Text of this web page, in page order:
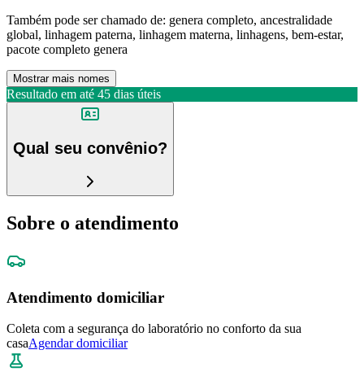
Também pode ser chamado de: genera completo, ancestralidade
global, linhagem paterna, linhagem materna, linhagens, bem-estar,
pacote completo genera
Mostrar mais nomes
Resultado em até 45 dias úteis
Qual seu convênio?
Sobre o atendimento
Atendimento domiciliar
Coleta com a segurança do laboratório no conforto da sua
casaAgendar domiciliar